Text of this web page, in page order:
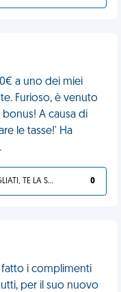
a uno dei miei
Furioso, è venuto
A causa di
le tasse!' Ha
SVEGLIATI, TE LA SEI CERCATA! 0
i complimenti
per il suo nuovo